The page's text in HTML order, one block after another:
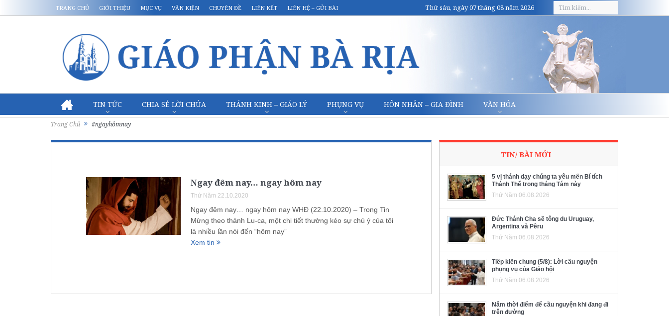
TRANG CHỦ GIỚI THIỆU MỤC VỤ VĂN KIỆN CHUYÊN ĐỀ LIÊN KẾT LIÊN HỆ – GỬI BÀI Thứ sáu, ngày 07 tháng 08 năm 2026
TIN TỨC CHIA SẺ LỜI CHÚA THÁNH KINH – GIÁO LÝ PHỤNG VỤ HÔN NHÂN – GIA ĐÌNH VĂN HÓA
Trang Chủ #ngayhômnay
Ngay đêm nay… ngay hôm nay
Thứ Năm 22.10.2020
Ngay đêm nay… ngay hôm nay WHĐ (22.10.2020) – Trong Tin
Mừng theo thánh Lu-ca, một chi tiết thường kéo sự chú ý của tôi
là nhiều lần nói đến “hôm nay”
Xem tin
TIN/ BÀI MỚI
5 vị thánh dạy chúng ta yêu mến Bí tích
Thánh Thể trong tháng Tám này
Thứ Năm 06.08.2026
Đức Thánh Cha sẽ tông du Uruguay,
Argentina và Pêru
Thứ Năm 06.08.2026
Tiếp kiến chung (5/8): Lời cầu nguyện
phụng vụ của Giáo hội
Thứ Năm 06.08.2026
Năm thời điểm để cầu nguyện khi đang đi
trên đường